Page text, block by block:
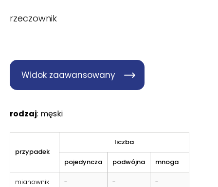
rzeczownik
Widok zaawansowany
rodzaj: męski
przypadek
liczba
pojedyncza podwójna mnoga
mianownik - - -